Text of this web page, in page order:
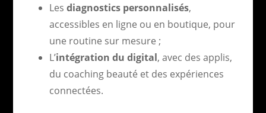
Les diagnostics personnalisés,
accessibles en ligne ou en boutique, pour
une routine sur mesure ;
L’intégration du digital, avec des applis,
du coaching beauté et des expériences
connectées.